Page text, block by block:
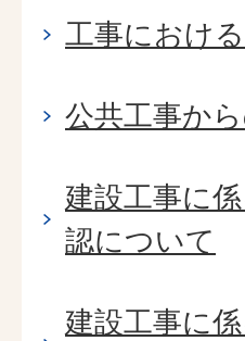
工事におけ
公共工事か
建設工事に
認について
建設工事に